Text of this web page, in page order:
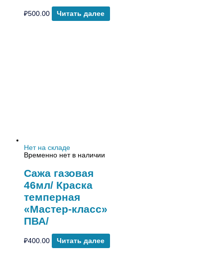
₽500.00 Читать далее
Нет на складе
Временно нет в наличии
Сажа газовая
46мл/ Краска
темперная
«Мастер-класс»
ПВА/
₽400.00 Читать далее